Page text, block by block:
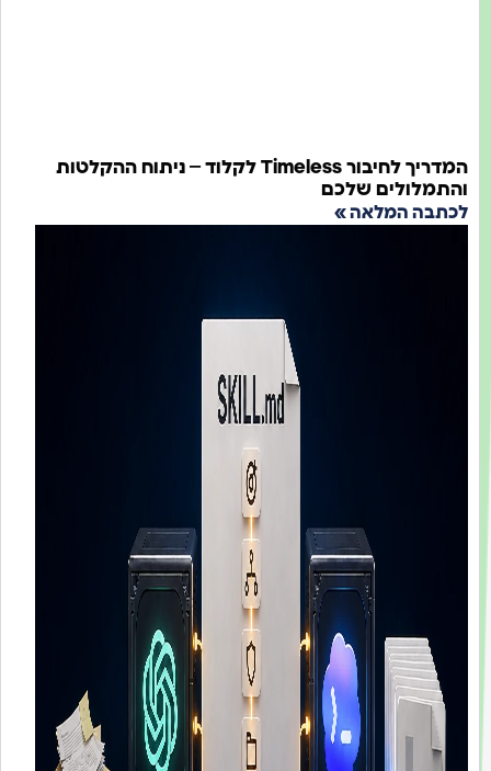
המדריך לחיבור Timeless לקלוד – ניתוח ההקלטות
שלכם
המלאה »